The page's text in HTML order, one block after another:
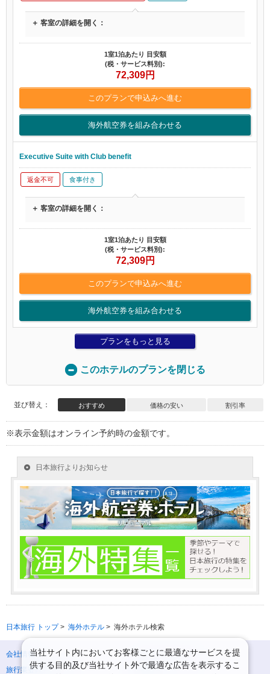
＋ 客室の詳細を開く：
1室1泊あたり 目安額
(税・サービス料別):
72,309円
このプランで申込みへ進む
海外航空券を組み合わせる
Executive Suite with Club benefit
返金不可 食事付き
＋ 客室の詳細を開く：
1室1泊あたり 目安額
(税・サービス料別):
72,309円
このプランで申込みへ進む
海外航空券を組み合わせる
プランをもっと見る
このホテルのプランを閉じる
並び替え： おすすめ 価格の安い 割引率
※表示金額はオンライン予約時の金額です。
日本旅行 トップ> 海外ホテル > 海外ホテル検索
会社情報
プライバシーポリシー
旅行業登録票・約款
規約集
当社サイト内においてお客様ごとに最適なサービスを提
供する目的及び当社サイト外で最適な広告を表示するこ